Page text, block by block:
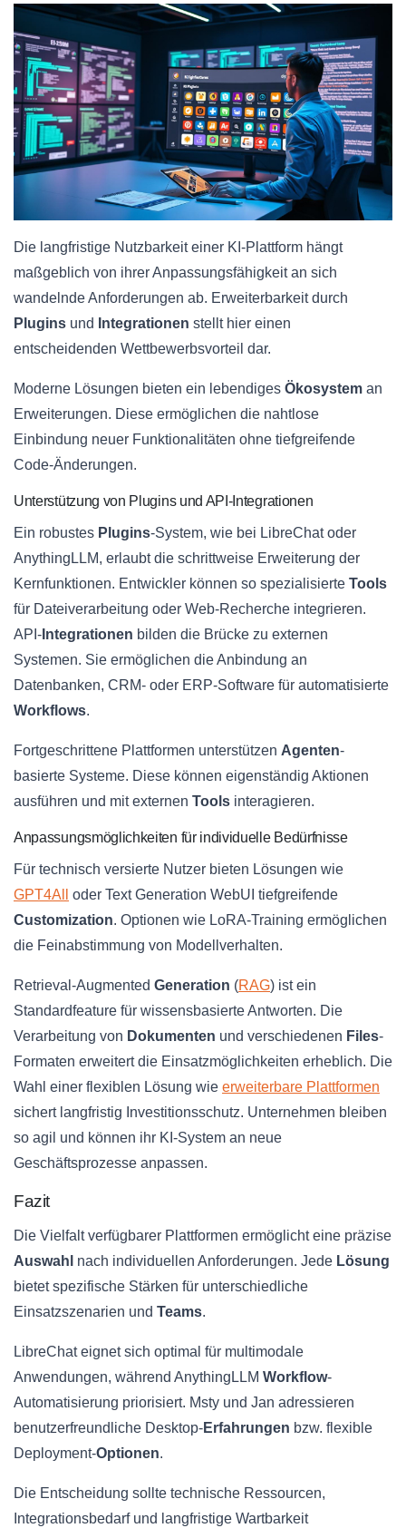
Die langfristige Nutzbarkeit einer KI-Plattform hängt
maßgeblich von ihrer Anpassungsfähigkeit an sich
wandelnde Anforderungen ab. Erweiterbarkeit durch
Plugins und Integrationen stellt hier einen
entscheidenden Wettbewerbsvorteil dar.
Moderne Lösungen bieten ein lebendiges Ökosystem an
Erweiterungen. Diese ermöglichen die nahtlose
Einbindung neuer Funktionalitäten ohne tiefgreifende
Code-Änderungen.
Unterstützung von Plugins und API-Integrationen
Ein robustes Plugins-System, wie bei LibreChat oder
AnythingLLM, erlaubt die schrittweise Erweiterung der
Kernfunktionen. Entwickler können so spezialisierte Tools
für Dateiverarbeitung oder Web-Recherche integrieren.
API- Integrationen bilden die Brücke zu externen
Systemen. Sie ermöglichen die Anbindung an
Datenbanken, CRM- oder ERP-Software für automatisierte
Workflows.
Fortgeschrittene Plattformen unterstützen Agenten-
basierte Systeme. Diese können eigenständig Aktionen
ausführen und mit externen Tools interagieren.
Anpassungsmöglichkeiten für individuelle Bedürfnisse
Für technisch versierte Nutzer bieten Lösungen wie
GPT4All
oder Text Generation WebUI tiefgreifende
Customization. Optionen wie LoRA-Training ermöglichen
die Feinabstimmung von Modellverhalten.
Retrieval-Augmented Generation (RAG) ist ein
Standardfeature für wissensbasierte Antworten. Die
Verarbeitung von Dokumenten und verschiedenen Files-
Formaten erweitert die Einsatzmöglichkeiten erheblich. Die
Wahl einer flexiblen Lösung wie erweiterbare Plattformen
sichert langfristig Investitionsschutz. Unternehmen bleiben
so agil und können ihr KI-System an neue
Geschäftsprozesse anpassen.
Fazit
Die Vielfalt verfügbarer Plattformen ermöglicht eine präzise
Auswahl nach individuellen Anforderungen. Jede Lösung
bietet spezifische Stärken für unterschiedliche
Einsatzszenarien und Teams.
LibreChat eignet sich optimal für multimodale
Anwendungen, während AnythingLLM Workflow-
Automatisierung priorisiert. Msty und Jan adressieren
benutzerfreundliche Desktop-Erfahrungen bzw. flexible
Deployment-Optionen.
Die Entscheidung sollte technische Ressourcen,
Integrationsbedarf und langfristige Wartbarkeit